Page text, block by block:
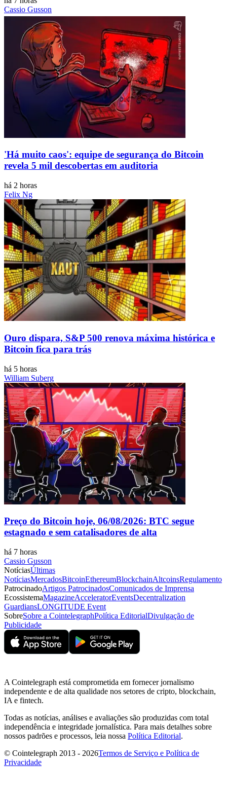
Cassio Gusson
'Há muito caos': equipe de segurança do Bitcoin
revela 5 mil descobertas em auditoria
há 2 horas
Felix Ng
Ouro dispara, S&P 500 renova máxima histórica e
Bitcoin fica para trás
há 5 horas
William Suberg
Preço do Bitcoin hoje, 06/08/2026: BTC segue
estagnado e sem catalisadores de alta
há 7 horas
Cassio Gusson
NotíciasÚltimas
NotíciasMercadosBitcoinEthereumBlockchainAltcoinsRegulamento
PatrocinadoArtigos PatrocinadosComunicados de Imprensa
EcossistemaMagazineAcceleratorEventsDecentralization
GuardiansLONGITUDE Event
SobreSobre a CointelegraphPolítica EditorialDivulgação de
Publicidade
A Cointelegraph está comprometida em fornecer jornalismo
independente e de alta qualidade nos setores de cripto, blockchain,
IA e fintech.
Todas as notícias, análises e avaliações são produzidas com total
independência e integridade jornalística. Para mais detalhes sobre
nossos padrões e processos, leia nossa Política Editorial.
© Cointelegraph 2013 - 2026Termos de Serviço e Política de
Privacidade